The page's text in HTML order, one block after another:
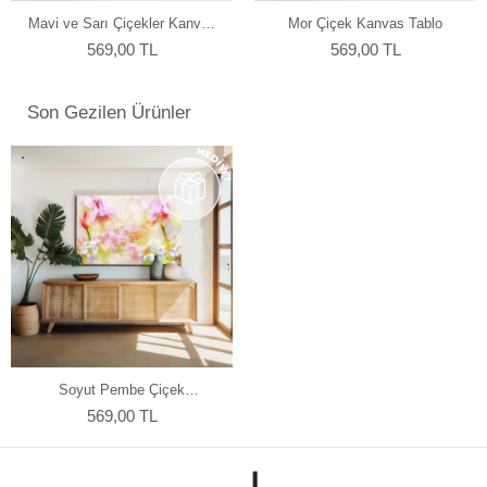
atmosferine mükemmel bir şekilde uyum sağlar. Her bir tablomuz,
sanatseverlere özel bir estetik deneyim sunmak için özenle
Mavi ve Sarı Çiçekler Kanvas
Tablo
569,00 TL
Mor Çiçek Kanvas Tablo
569,00 TL
Son Gezilen Ürünler
Soyut Pembe Çiçek
Manzarası Kanvas Tablo
569,00 TL